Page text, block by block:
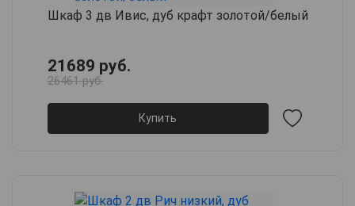
Шкаф 3 дв Ивис, дуб крафт золотой/белый
21689 руб.
26461 руб.
Купить